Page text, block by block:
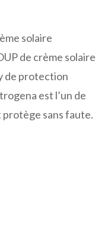
solaire
de crème solaire
de protection
est l’un de
sans faute.